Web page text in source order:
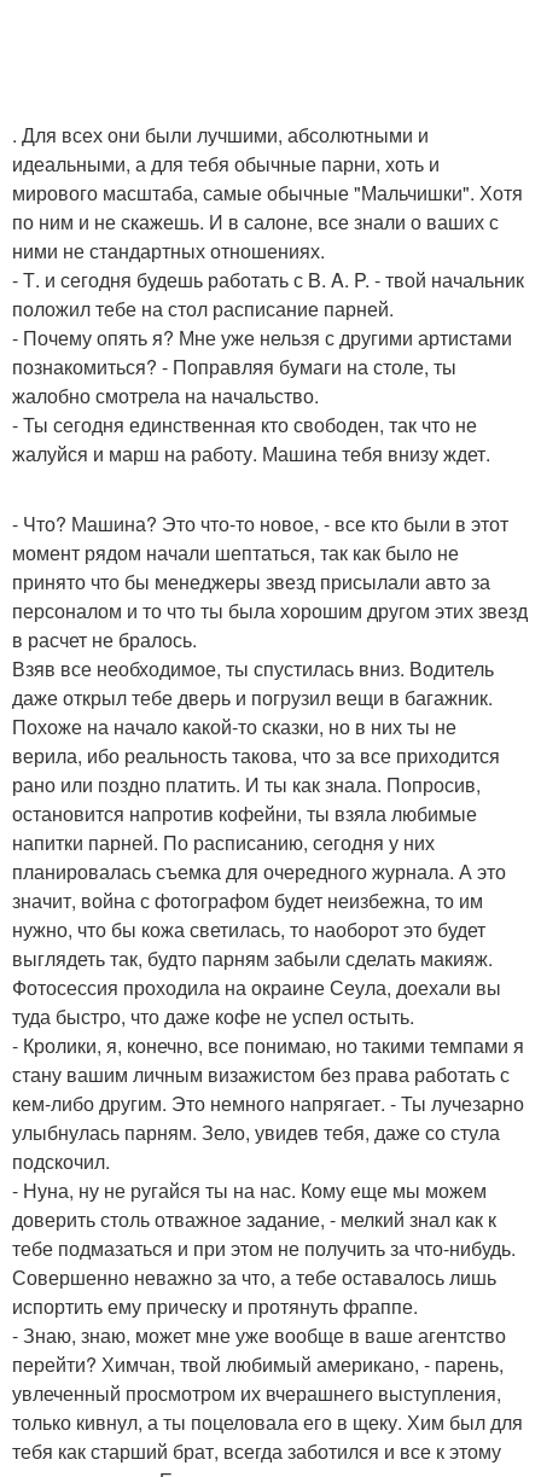
. Для всех они были лучшими, абсолютными и
идеальными, а для тебя обычные парни, хоть и
мирового масштаба, самые обычные "Мальчишки". Хотя
по ним и не скажешь. И в салоне, все знали о ваших с
ними не стандартных отношениях.
- Т. и сегодня будешь работать с B. A. P. - твой начальник
положил тебе на стол расписание парней.
- Почему опять я? Мне уже нельзя с другими артистами
познакомиться? - Поправляя бумаги на столе, ты
жалобно смотрела на начальство.
- Ты сегодня единственная кто свободен, так что не
жалуйся и марш на работу. Машина тебя внизу ждет.
- Что? Машина? Это что-то новое, - все кто были в этот
момент рядом начали шептаться, так как было не
принято что бы менеджеры звезд присылали авто за
персоналом и то что ты была хорошим другом этих звезд
в расчет не бралось.
Взяв все необходимое, ты спустилась вниз. Водитель
даже открыл тебе дверь и погрузил вещи в багажник.
Похоже на начало какой-то сказки, но в них ты не
верила, ибо реальность такова, что за все приходится
рано или поздно платить. И ты как знала. Попросив,
остановится напротив кофейни, ты взяла любимые
напитки парней. По расписанию, сегодня у них
планировалась съемка для очередного журнала. А это
значит, война с фотографом будет неизбежна, то им
нужно, что бы кожа светилась, то наоборот это будет
выглядеть так, будто парням забыли сделать макияж.
Фотосессия проходила на окраине Сеула, доехали вы
туда быстро, что даже кофе не успел остыть.
- Кролики, я, конечно, все понимаю, но такими темпами я
стану вашим личным визажистом без права работать с
кем-либо другим. Это немного напрягает. - Ты лучезарно
улыбнулась парням. Зело, увидев тебя, даже со стула
подскочил.
- Нуна, ну не ругайся ты на нас. Кому еще мы можем
доверить столь отважное задание, - мелкий знал как к
тебе подмазаться и при этом не получить за что-нибудь.
Совершенно неважно за что, а тебе оставалось лишь
испортить ему прическу и протянуть фраппе.
- Знаю, знаю, может мне уже вообще в ваше агентство
перейти? Химчан, твой любимый американо, - парень,
увлеченный просмотром их вчерашнего выступления,
только кивнул, а ты поцеловала его в щеку. Хим был для
тебя как старший брат, всегда заботился и все к этому